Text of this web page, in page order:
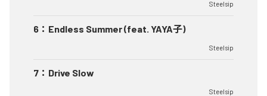
Steelsip
6 ： Endless Summer (feat. YAYA子)
Steelsip
7 ： Drive Slow
Steelsip